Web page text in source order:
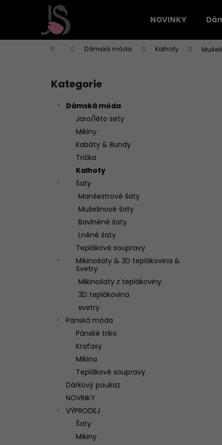
NOVINKY
Domů Dámská móda Kalhoty
Přeskočit
kategorie
Kategorie
Dámská móda
Jaro/léto sety
Mikiny
Kabáty & Bundy
Trička
Kalhoty
Šaty
Manšestrové šaty
Mušelinové šaty
Bavlněné šaty
Lněné šaty
Teplákové soupravy
Mikinošaty & 3D teplákovina &
Svetry
Mikinošaty z teplákoviny
3D teplákovina
svetry
Pánská móda
Pánské triko
Kraťasy
Mikina
Teplákové soupravy
Dárkový poukaz
NOVINKY
VÝPRODEJ
Šaty
Mikiny
í
Zpět
do
Zpět
do
TEPLÁKOVÁ SOUPRAVA WILD
3 250 Kč